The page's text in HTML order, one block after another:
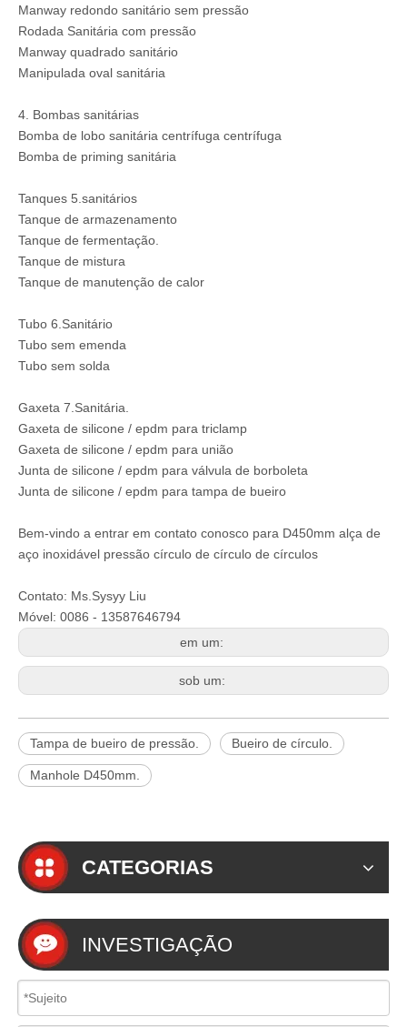
Manway redondo sanitário sem pressão
Rodada Sanitária com pressão
Manway quadrado sanitário
Manipulada oval sanitária
4. Bombas sanitárias
Bomba de lobo sanitária centrífuga centrífuga
Bomba de priming sanitária
Tanques 5.sanitários
Tanque de armazenamento
Tanque de fermentação.
Tanque de mistura
Tanque de manutenção de calor
Tubo 6.Sanitário
Tubo sem emenda
Tubo sem solda
Gaxeta 7.Sanitária.
Gaxeta de silicone / epdm para triclamp
Gaxeta de silicone / epdm para união
Junta de silicone / epdm para válvula de borboleta
Junta de silicone / epdm para tampa de bueiro
Bem-vindo a entrar em contato conosco para D450mm alça de
aço inoxidável pressão círculo de círculo de círculos
Contato: Ms.Sysyy Liu
Móvel: 0086 - 13587646794
em um:
sob um:
Tampa de bueiro de pressão. Bueiro de círculo.
Manhole D450mm.
CATEGORIAS
INVESTIGAÇÃO